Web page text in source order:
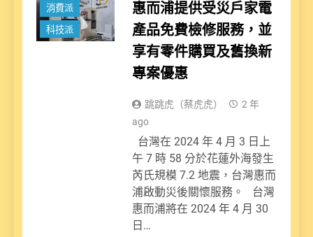
消費派
科技派
惠而浦提供受災戶家電
產品免費檢修服務，並
享有零件購買及舊換新
專案優惠
跳跳虎（蔡虎虎）
2 年
ago
台灣在 2024 年 4 月 3 日上
午 7 時 58 分於花蓮外海發生
芮氏規模 7.2 地震，台灣惠而
浦啟動災後關懷服務。 台灣
惠而浦將在 2024 年 4 月 30
日…